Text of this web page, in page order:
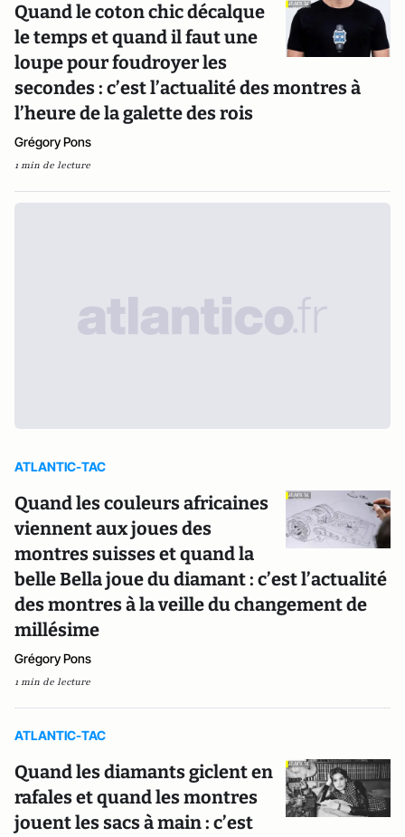
Quand le coton chic décalque
le temps et quand il faut une
loupe pour foudroyer les
secondes : c’est l’actualité des montres à
l’heure de la galette des rois
Grégory Pons
1 min de lecture
ATLANTIC-TAC
Quand les couleurs africaines
viennent aux joues des
montres suisses et quand la
belle Bella joue du diamant : c’est l’actualité
des montres à la veille du changement de
millésime
Grégory Pons
1 min de lecture
ATLANTIC-TAC
Quand les diamants giclent en
rafales et quand les montres
jouent les sacs à main : c’est